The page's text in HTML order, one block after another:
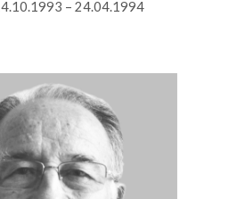
– 24.04.1994